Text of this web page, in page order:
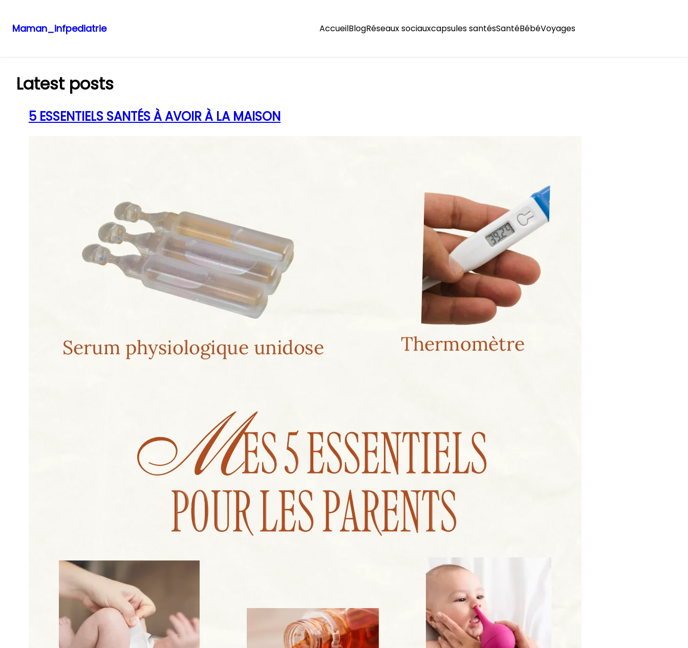
Maman_infpediatrie AccueilBlogRéseaux sociauxcapsules santésSantéBébéVoyages
Latest posts
5 ESSENTIELS SANTÉS À AVOIR À LA MAISON